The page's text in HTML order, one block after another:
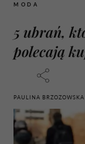
MODA
5 ubrań,
polecają
PAULINA BRZOZOWSKA